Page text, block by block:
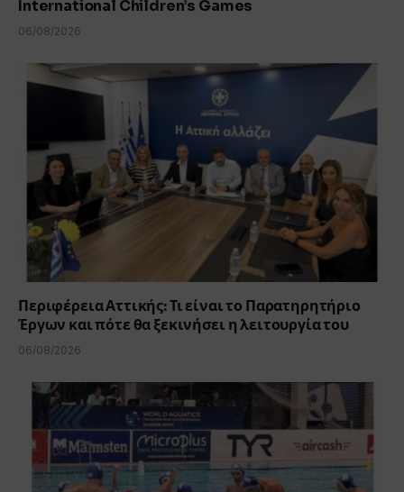
International Children’s Games
06/08/2026
Περιφέρεια Αττικής: Τι είναι το Παρατηρητήριο
Έργων και πότε θα ξεκινήσει η λειτουργία του
06/08/2026